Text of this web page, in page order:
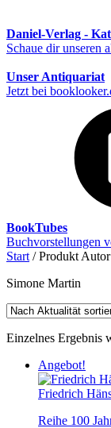
Daniel-Verlag -
Schaue dir unseren
Unser Antiquariat
Jetzt bei
BookTubes
Buchvorstellungen
Start / Produkt
Simone Martin
Einzelnes Ergebnis
Angebot!
Friedrich
Reihe 100